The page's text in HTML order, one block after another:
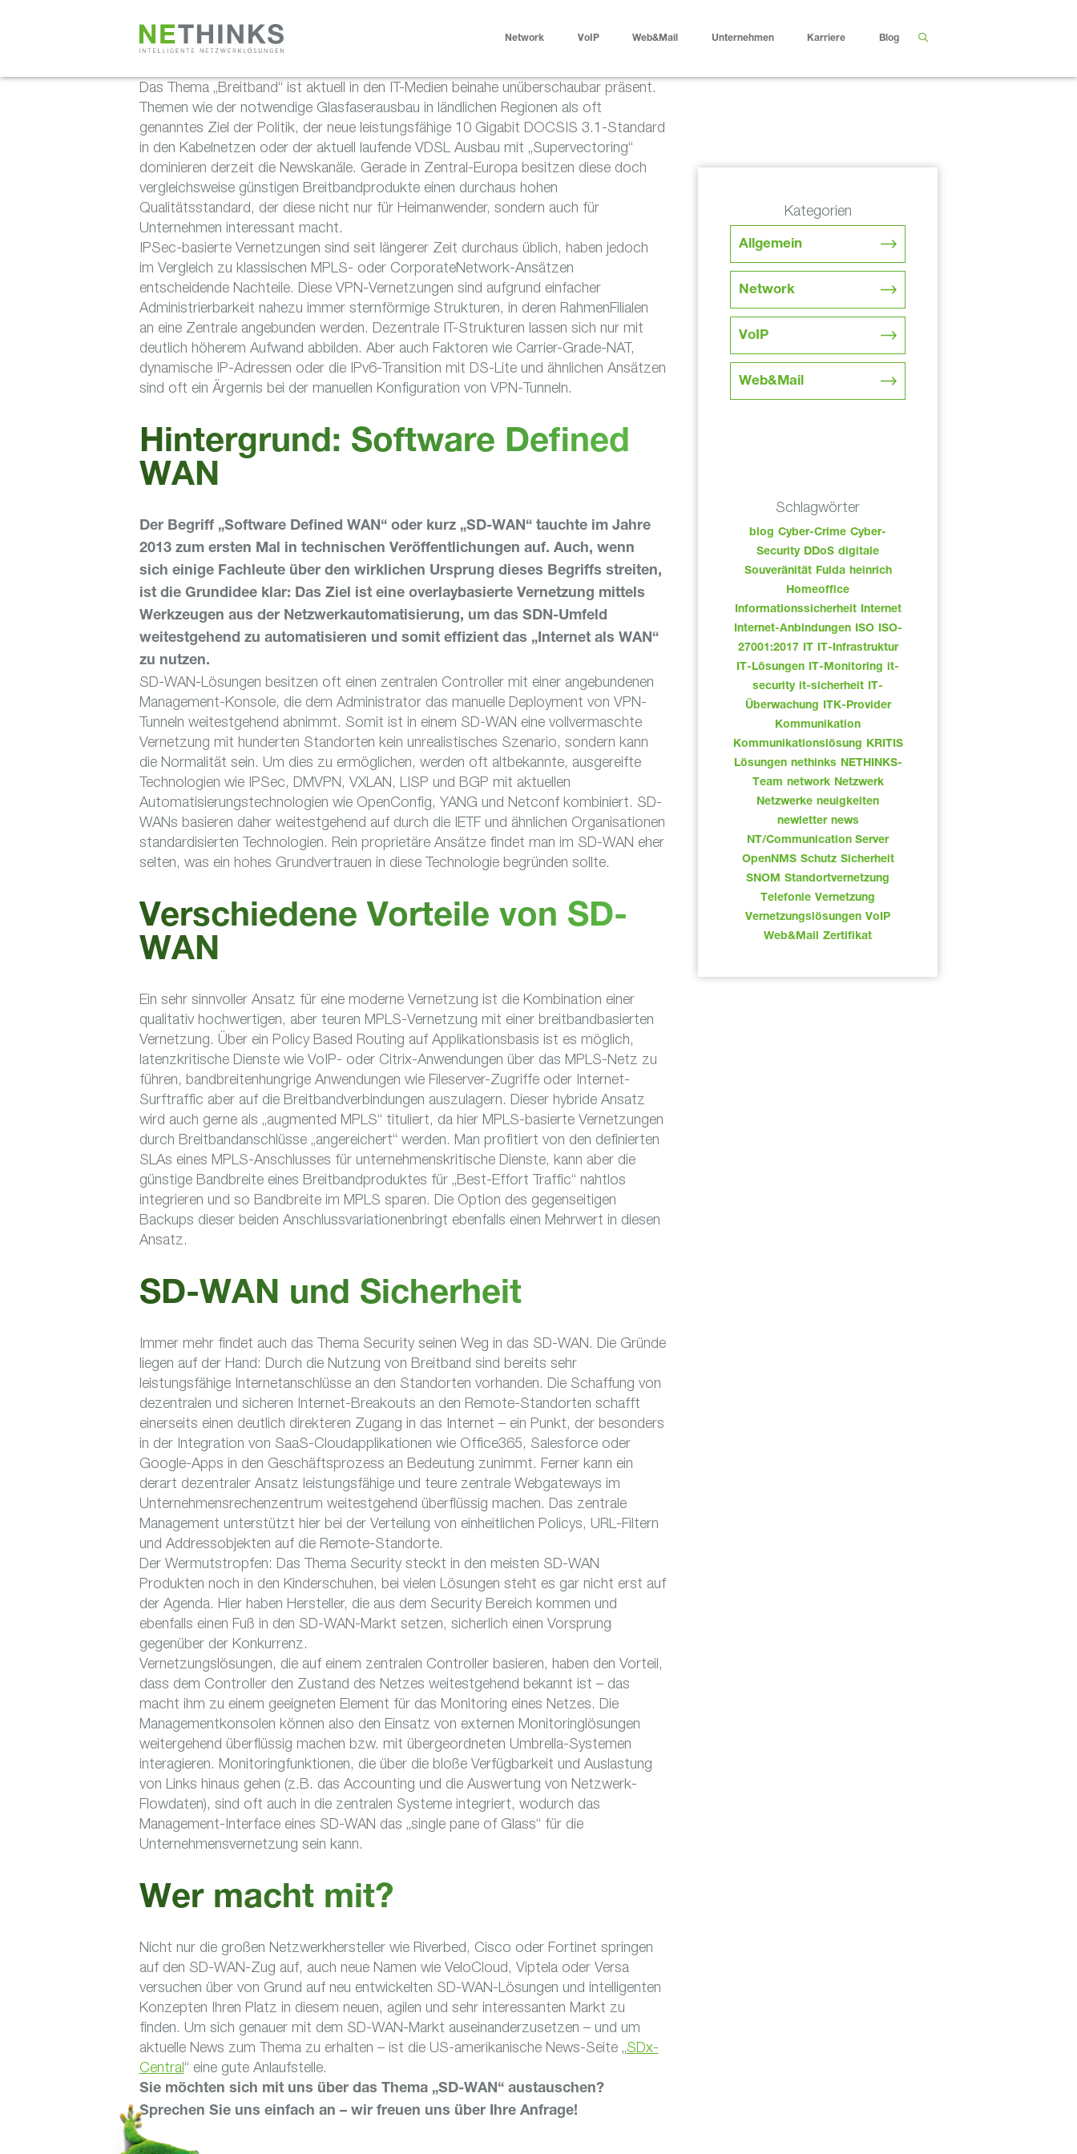
Network VoIP Web&Mail Unternehmen Karriere Blog
Das Thema „Breitband“ ist aktuell in den IT-Medien beinahe unüberschaubar präsent.
Themen wie der notwendige Glasfaserausbau in ländlichen Regionen als oft
genanntes Ziel der Politik, der neue leistungsfähige 10 Gigabit DOCSIS 3.1-Standard
in den Kabelnetzen oder der aktuell laufende VDSL Ausbau mit „Supervectoring“
dominieren derzeit die Newskanäle. Gerade in Zentral-Europa besitzen diese doch
vergleichsweise günstigen Breitbandprodukte einen durchaus hohen
Qualitätsstandard, der diese nicht nur für Heimanwender, sondern auch für
Unternehmen interessant macht.
IPSec-basierte Vernetzungen sind seit längerer Zeit durchaus üblich, haben jedoch
im Vergleich zu klassischen MPLS- oder CorporateNetwork-Ansätzen
entscheidende Nachteile. Diese VPN-Vernetzungen sind aufgrund einfacher
Administrierbarkeit nahezu immer sternförmige Strukturen, in deren RahmenFilialen
an eine Zentrale angebunden werden. Dezentrale IT-Strukturen lassen sich nur mit
deutlich höherem Aufwand abbilden. Aber auch Faktoren wie Carrier-Grade-NAT,
dynamische IP-Adressen oder die IPv6-Transition mit DS-Lite und ähnlichen Ansätzen
sind oft ein Ärgernis bei der manuellen Konfiguration von VPN-Tunneln.
Hintergrund: Software Defined
WAN
Der Begriff „Software Defined WAN“ oder kurz „SD-WAN“ tauchte im Jahre
2013 zum ersten Mal in technischen Veröffentlichungen auf. Auch, wenn
sich einige Fachleute über den wirklichen Ursprung dieses Begriffs streiten,
ist die Grundidee klar: Das Ziel ist eine overlaybasierte Vernetzung mittels
Werkzeugen aus der Netzwerkautomatisierung, um das SDN-Umfeld
weitestgehend zu automatisieren und somit effizient das „Internet als WAN“
zu nutzen.
SD-WAN-Lösungen besitzen oft einen zentralen Controller mit einer angebundenen
Management-Konsole, die dem Administrator das manuelle Deployment von VPN-
Tunneln weitestgehend abnimmt. Somit ist in einem SD-WAN eine vollvermaschte
Vernetzung mit hunderten Standorten kein unrealistisches Szenario, sondern kann
die Normalität sein. Um dies zu ermöglichen, werden oft altbekannte, ausgereifte
Technologien wie IPSec, DMVPN, VXLAN, LISP und BGP mit aktuellen
Automatisierungstechnologien wie OpenConfig, YANG und Netconf kombiniert. SD-
WANs basieren daher weitestgehend auf durch die IETF und ähnlichen Organisationen
standardisierten Technologien. Rein proprietäre Ansätze findet man im SD-WAN eher
selten, was ein hohes Grundvertrauen in diese Technologie begründen sollte.
Verschiedene Vorteile von SD-
WAN
Ein sehr sinnvoller Ansatz für eine moderne Vernetzung ist die Kombination einer
qualitativ hochwertigen, aber teuren MPLS-Vernetzung mit einer breitbandbasierten
Vernetzung. Über ein Policy Based Routing auf Applikationsbasis ist es möglich,
latenzkritische Dienste wie VoIP- oder Citrix-Anwendungen über das MPLS-Netz zu
führen, bandbreitenhungrige Anwendungen wie Fileserver-Zugriffe oder Internet-
Surftraffic aber auf die Breitbandverbindungen auszulagern. Dieser hybride Ansatz
wird auch gerne als „augmented MPLS“ tituliert, da hier MPLS-basierte Vernetzungen
durch Breitbandanschlüsse „angereichert“ werden. Man profitiert von den definierten
SLAs eines MPLS-Anschlusses für unternehmenskritische Dienste, kann aber die
günstige Bandbreite eines Breitbandproduktes für „Best-Effort Traffic“ nahtlos
integrieren und so Bandbreite im MPLS sparen. Die Option des gegenseitigen
Backups dieser beiden Anschlussvariationenbringt ebenfalls einen Mehrwert in diesen
Ansatz.
SD-WAN und Sicherheit
Immer mehr findet auch das Thema Security seinen Weg in das SD-WAN. Die Gründe
liegen auf der Hand: Durch die Nutzung von Breitband sind bereits sehr
leistungsfähige Internetanschlüsse an den Standorten vorhanden. Die Schaffung von
dezentralen und sicheren Internet-Breakouts an den Remote-Standorten schafft
einerseits einen deutlich direkteren Zugang in das Internet – ein Punkt, der besonders
in der Integration von SaaS-Cloudapplikationen wie Office365, Salesforce oder
Google-Apps in den Geschäftsprozess an Bedeutung zunimmt. Ferner kann ein
derart dezentraler Ansatz leistungsfähige und teure zentrale Webgateways im
Unternehmensrechenzentrum weitestgehend überflüssig machen. Das zentrale
Management unterstützt hier bei der Verteilung von einheitlichen Policys, URL-Filtern
und Addressobjekten auf die Remote-Standorte.
Der Wermutstropfen: Das Thema Security steckt in den meisten SD-WAN
Produkten noch in den Kinderschuhen, bei vielen Lösungen steht es gar nicht erst auf
der Agenda. Hier haben Hersteller, die aus dem Security Bereich kommen und
ebenfalls einen Fuß in den SD-WAN-Markt setzen, sicherlich einen Vorsprung
gegenüber der Konkurrenz.
Vernetzungslösungen, die auf einem zentralen Controller basieren, haben den Vorteil,
dass dem Controller den Zustand des Netzes weitestgehend bekannt ist – das
macht ihm zu einem geeigneten Element für das Monitoring eines Netzes. Die
Managementkonsolen können also den Einsatz von externen Monitoringlösungen
weitergehend überflüssig machen bzw. mit übergeordneten Umbrella-Systemen
interagieren. Monitoringfunktionen, die über die bloße Verfügbarkeit und Auslastung
von Links hinaus gehen (z.B. das Accounting und die Auswertung von Netzwerk-
Flowdaten), sind oft auch in die zentralen Systeme integriert, wodurch das
Management-Interface eines SD-WAN das „single pane of Glass“ für die
Unternehmensvernetzung sein kann.
Wer macht mit?
Nicht nur die großen Netzwerkhersteller wie Riverbed, Cisco oder Fortinet springen
auf den SD-WAN-Zug auf, auch neue Namen wie VeloCloud, Viptela oder Versa
versuchen über von Grund auf neu entwickelten SD-WAN-Lösungen und intelligenten
Konzepten Ihren Platz in diesem neuen, agilen und sehr interessanten Markt zu
finden. Um sich genauer mit dem SD-WAN-Markt auseinanderzusetzen – und um
aktuelle News zum Thema zu erhalten – ist die US-amerikanische News-Seite „SDx-
Central“ eine gute Anlaufstelle.
Sie möchten sich mit uns über das Thema „SD-WAN“ austauschen?
Sprechen Sie uns einfach an – wir freuen uns über Ihre Anfrage!
Kategorien
Allgemein
Network
VoIP
Web&Mail
Schlagwörter
blog Cyber-Crime Cyber-
Security DDoS digitale
Souveränität Fulda heinrich
Homeoffice
Informationssicherheit Internet
Internet-Anbindungen ISO ISO-
27001:2017 IT
IT-Infrastruktur
IT-Lösungen IT-Monitoring
it-
security it-sicherheit IT-
Überwachung
ITK-Provider
Kommunikation
Kommunikationslösung
KRITIS
Lösungen nethinks NETHINKS-
Team network Netzwerk
Netzwerke neuigkeiten
newletter news
NT/Communication Server
OpenNMS Schutz Sicherheit
SNOM Standortvernetzung
Telefonie Vernetzung
Vernetzungslösungen VoIP
Web&Mail Zertifikat